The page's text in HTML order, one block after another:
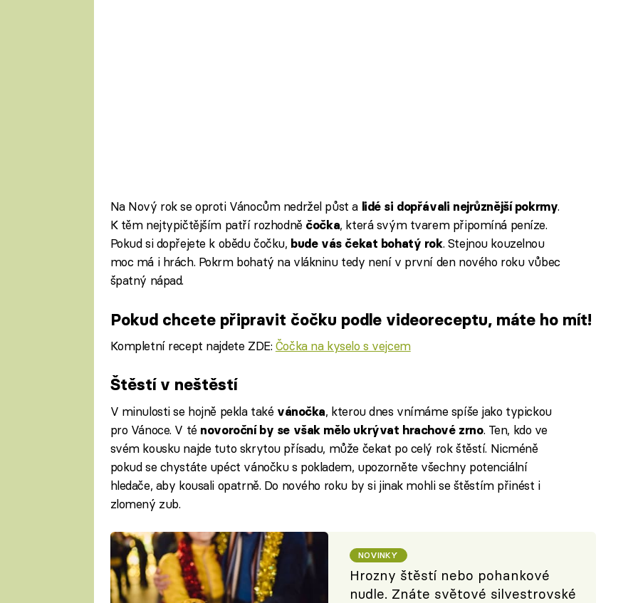
Na Nový rok se oproti Vánocům nedržel půst a lidé si dopřávali nejrůznější pokrmy.
K těm nejtypičtějším patří rozhodně čočka, která svým tvarem připomíná peníze.
Pokud si dopřejete k obědu čočku, bude vás čekat bohatý rok. Stejnou kouzelnou
moc má i hrách. Pokrm bohatý na vlákninu tedy není v první den nového roku vůbec
špatný nápad.
Pokud chcete připravit čočku podle videoreceptu, máte ho mít!
Kompletní recept najdete ZDE: Čočka na kyselo s vejcem
Štěstí v neštěstí
V minulosti se hojně pekla také vánočka, kterou dnes vnímáme spíše jako typickou
pro Vánoce. V té novoroční by se však mělo ukrývat hrachové zrno. Ten, kdo ve
svém kousku najde tuto skrytou přísadu, může čekat po celý rok štěstí. Nicméně
pokud se chystáte upéct vánočku s pokladem, upozorněte všechny potenciální
hledače, aby kousali opatrně. Do nového roku by si jinak mohli se štěstím přinést i
zlomený zub.
NOVINKY
Hrozny štěstí nebo pohankové
nudle. Znáte světové silvestrovské